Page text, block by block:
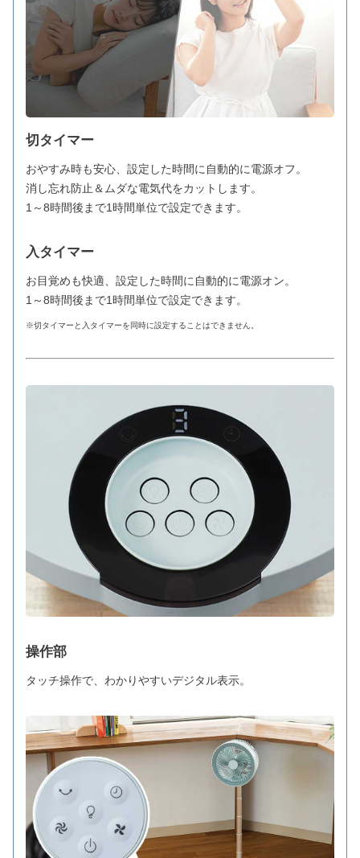
切タイマー
おやすみ時も安心、設定した時間に自動的に電源オフ。
消し忘れ防止＆ムダな電気代をカットします。
1～8時間後まで1時間単位で設定できます。
入タイマー
お目覚めも快適、設定した時間に自動的に電源オン。
1～8時間後まで1時間単位で設定できます。
※切タイマーと入タイマーを同時に設定することはできません。
操作部
タッチ操作で、わかりやすいデジタル表示。